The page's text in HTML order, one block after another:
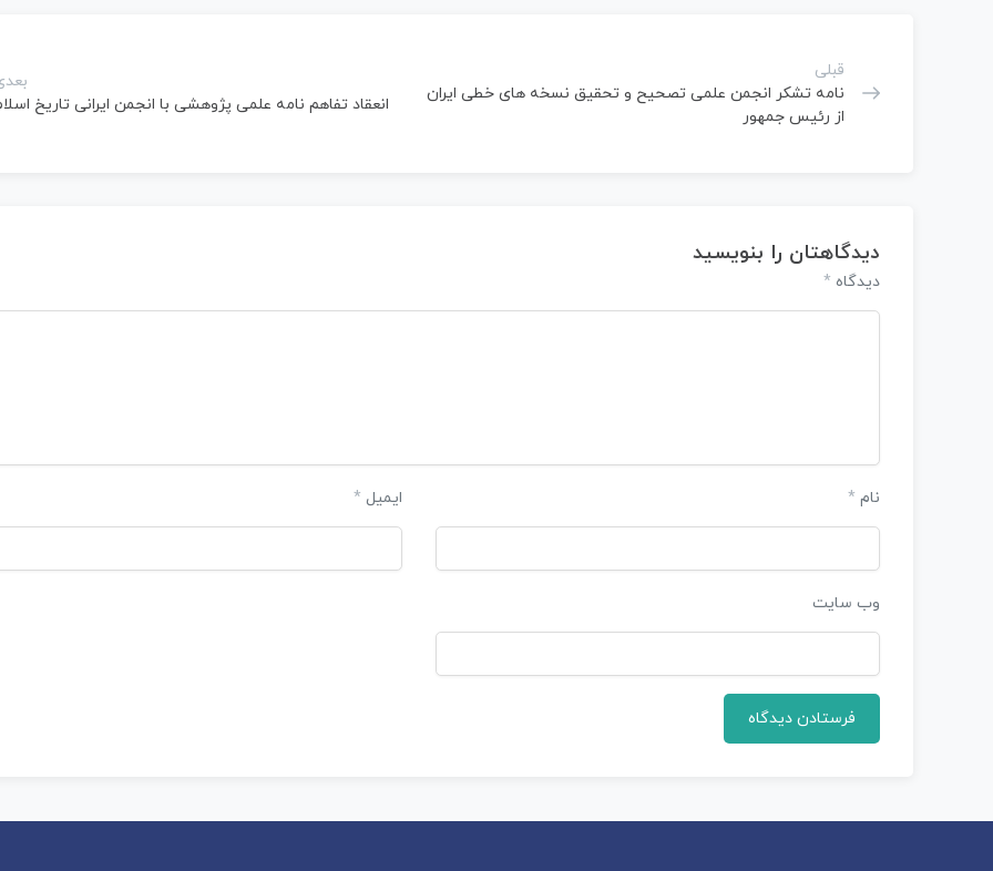
قبلی
نامه تشکر انجمن علمی تصحیح و تحقیق نسخه های خطی ایران
از رئیس جمهور
انعقاد تفاهم نامه علمی پژوهشی با انجمن ایرانی تاریخ
دیدگاهتان را بنویسید
دیدگاه *
نام * ایمیل *
وب‌ سایت